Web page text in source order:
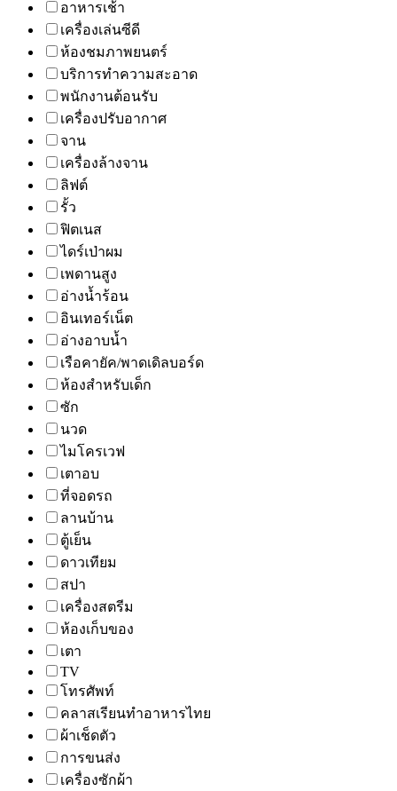
อาหารเช้า
เครื่องเล่นซีดี
ห้องชมภาพยนตร์
บริการทำความสะอาด
พนักงานต้อนรับ
เครื่องปรับอากาศ
จาน
เครื่องล้างจาน
ลิฟต์
รั้ว
ฟิตเนส
ไดร์เป่าผม
เพดานสูง
อ่างน้ำร้อน
อินเทอร์เน็ต
อ่างอาบน้ำ
เรือคายัค/พาดเดิลบอร์ด
ห้องสำหรับเด็ก
ซัก
นวด
ไมโครเวฟ
เตาอบ
ที่จอดรถ
ลานบ้าน
ตู้เย็น
ดาวเทียม
สปา
เครื่องสตรีม
ห้องเก็บของ
เตา
TV
โทรศัพท์
คลาสเรียนทำอาหารไทย
ผ้าเช็ดตัว
การขนส่ง
เครื่องซักผ้า